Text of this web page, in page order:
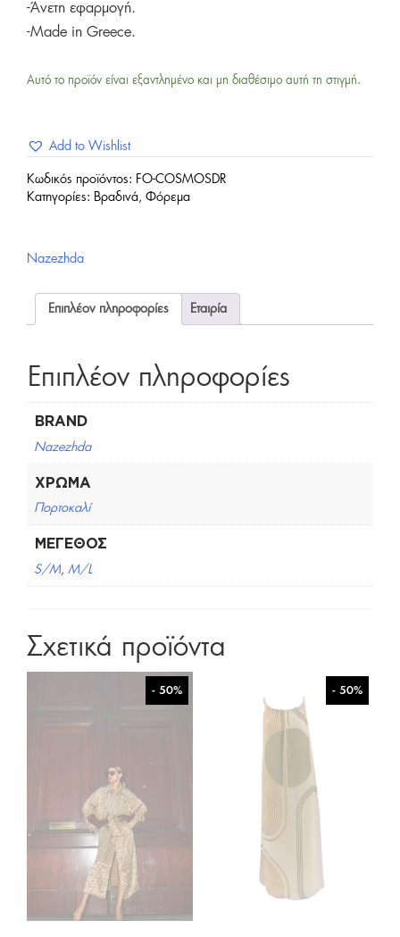
-Άνετη εφαρμογή.
-Made in Greece.
Αυτό το προϊόν είναι εξαντλημένο και μη διαθέσιμο αυτή τη στιγμή.
Add to Wishlist
Κωδικός προϊόντος: FO-COSMOSDR
Κατηγορίες: Βραδινά, Φόρεμα
Nazezhda
Επιπλέον πληροφορίες Εταιρία
Επιπλέον πληροφορίες
BRAND
Nazezhda
ΧΡΏΜΑ
Πορτοκαλί
ΜΈΓΕΘΟΣ
S/M, M/L
Σχετικά προϊόντα
- 50% - 50%